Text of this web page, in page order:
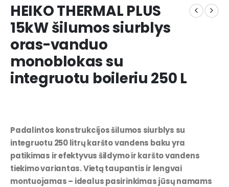
HEIKO THERMAL PLUS
15kW šilumos siurblys
oras-vanduo
monoblokas su
integruotu boileriu 250 L
Padalintos konstrukcijos šilumos siurblys su
integruotu 250 litrų karšto vandens baku yra
patikimas ir efektyvus šildymo ir karšto vandens
tiekimo variantas. Vietą taupantis ir lengvai
montuojamas – idealus pasirinkimas jūsų namams